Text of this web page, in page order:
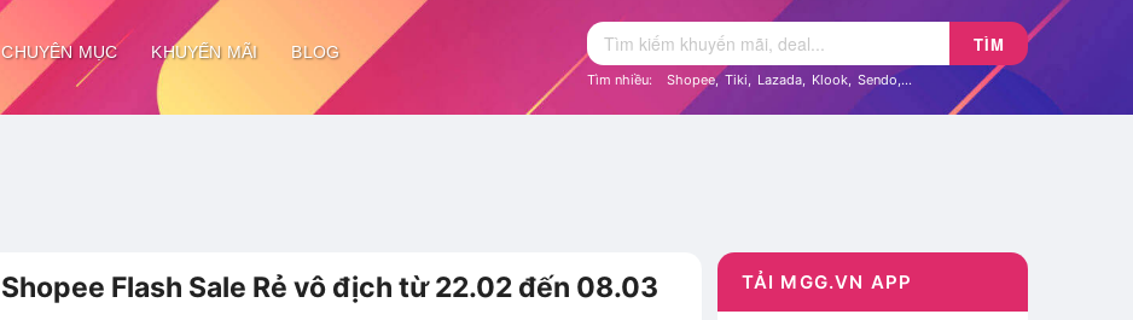
CHUYÊN MỤC KHUYẾN MÃI BLOG TÌM
Tìm nhiều: Shopee, Tiki, Lazada, Klook, Sendo,...
Shopee Flash Sale Rẻ vô địch từ 22.02 đến 08.03 TẢI MGG.VN APP